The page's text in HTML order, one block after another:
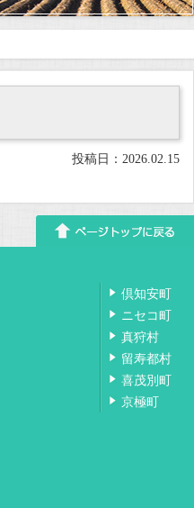
投稿日：2026.02.15
倶知安町
ニセコ町
真狩村
留寿都村
喜茂別町
京極町